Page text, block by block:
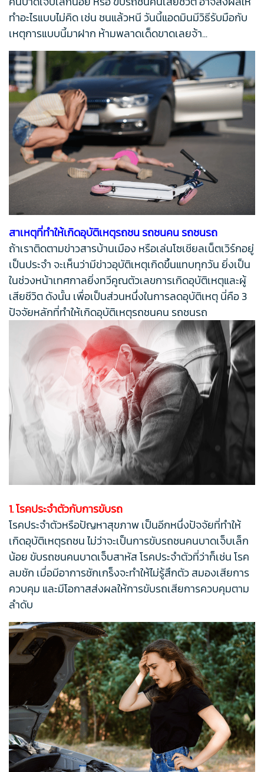
ทำอะไรแบบไม่คิด เช่น ชนแล้วหนี วันนี้แอดมินมีวิธีรับมือกับ
เหตุการแบบนี้มาฝาก ห้ามพลาดเด็ดขาดเลยจ้า...
สาเหตุที่ทำให้เกิดอุบัติเหตุรถชน รถชนคน รถชนรถ
ถ้าเราติดตามข่าวสารบ้านเมือง หรือเล่นโซเชียลเน็ตเวิร์กอยู่
เป็นประจำ จะเห็นว่ามีข่าวอุบัติเหตุเกิดขึ้นแทบทุกวัน ยิ่งเป็น
ในช่วงหน้าเทศกาลยิ่งทวีคูณตัวเลขการเกิดอุบัติเหตุและผู้
เสียชีวิต ดังนั้น เพื่อเป็นส่วนหนึ่งในการลดอุบัติเหตุ นี่คือ 3
ปัจจัยหลักที่ทำให้เกิดอุบัติเหตุรถชนคน รถชนรถ
1. โรคประจำตัวกับการขับรถ
โรคประจำตัวหรือปัญหาสุขภาพ เป็นอีกหนึ่งปัจจัยที่ทำให้
เกิดอุบัติเหตุรถชน ไม่ว่าจะเป็นการขับรถชนคนบาดเจ็บเล็ก
น้อย ขับรถชนคนบาดเจ็บสาหัส โรคประจำตัวที่ว่าก็เช่น โรค
ลมชัก เมื่อมีอาการชักเกร็งจะทำให้ไม่รู้สึกตัว สมองเสียการ
ควบคุม และมีโอกาสส่งผลให้การขับรถเสียการควบคุมตาม
ลำดับ